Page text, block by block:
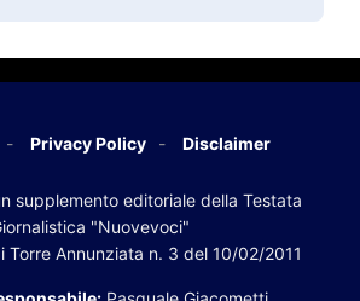
Privacy Policy Disclaimer
supplemento editoriale della Testata
"Nuovevoci"
Torre Annunziata n. 3 del 10/02/2011